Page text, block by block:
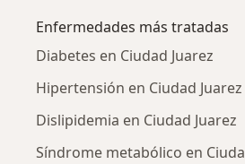
Enfermedades más tratadas
Diabetes en Ciudad Juarez
Hipertensión en Ciudad Juarez
Dislipidemia en Ciudad Juarez
Síndrome metabólico en